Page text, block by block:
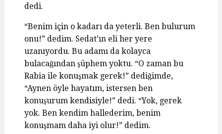
dedi.
“Benim için o kadarı da yeterli. Ben bulurum
onu!” dedim. Sedat’ın eli her yere
uzanıyordu. Bu adamı da kolayca
bulacağından şüphem yoktu. “O zaman bu
Rabia ile konuşmak gerek!” dediğimde,
“Aynen öyle hayatım, istersen ben
konuşurum kendisiyle!” dedi. “Yok, gerek
yok. Ben kendim hallederim, benim
konuşmam daha iyi olur!” dedim.